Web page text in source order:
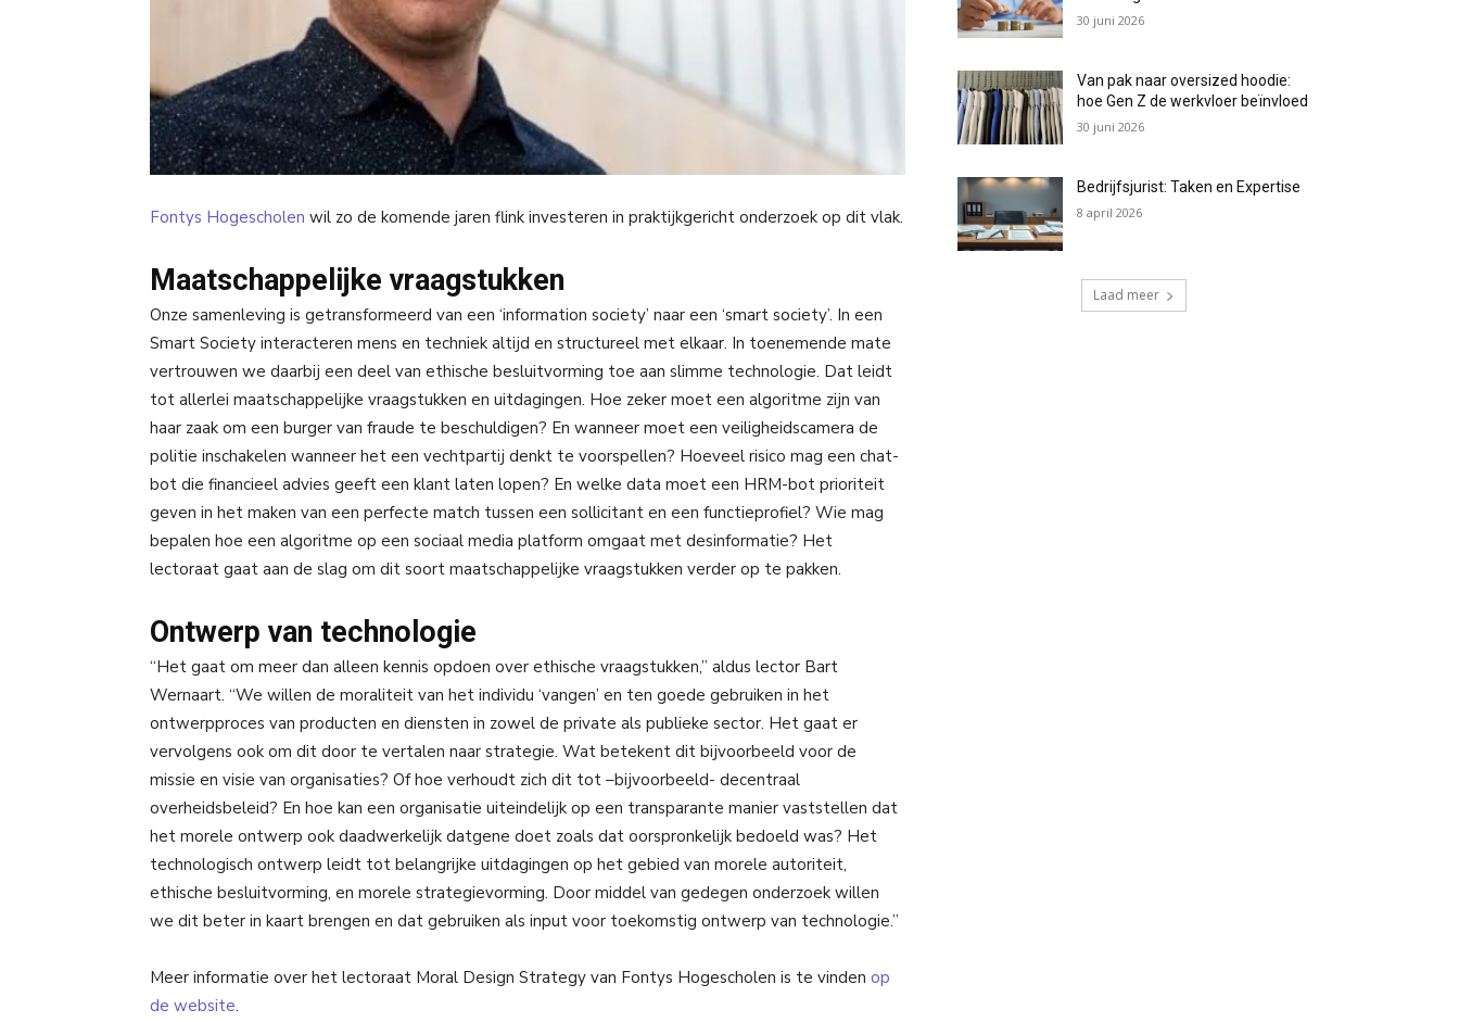
Fontys Hogescholen wil zo de komende jaren flink investeren in praktijkgericht onderzoek op dit vlak.
Maatschappelijke vraagstukken
Onze samenleving is getransformeerd van een ‘information society’ naar een ‘smart society’. In een
Smart Society interacteren mens en techniek altijd en structureel met elkaar. In toenemende mate
vertrouwen we daarbij een deel van ethische besluitvorming toe aan slimme technologie. Dat leidt
tot allerlei maatschappelijke vraagstukken en uitdagingen. Hoe zeker moet een algoritme zijn van
haar zaak om een burger van fraude te beschuldigen? En wanneer moet een veiligheidscamera de
politie inschakelen wanneer het een vechtpartij denkt te voorspellen? Hoeveel risico mag een chat-
bot die financieel advies geeft een klant laten lopen? En welke data moet een HRM-bot prioriteit
geven in het maken van een perfecte match tussen een sollicitant en een functieprofiel? Wie mag
bepalen hoe een algoritme op een sociaal media platform omgaat met desinformatie? Het
lectoraat gaat aan de slag om dit soort maatschappelijke vraagstukken verder op te pakken.
Ontwerp van technologie
“Het gaat om meer dan alleen kennis opdoen over ethische vraagstukken,” aldus lector Bart
Wernaart. “We willen de moraliteit van het individu ‘vangen’ en ten goede gebruiken in het
ontwerpproces van producten en diensten in zowel de private als publieke sector. Het gaat er
vervolgens ook om dit door te vertalen naar strategie. Wat betekent dit bijvoorbeeld voor de
missie en visie van organisaties? Of hoe verhoudt zich dit tot –bijvoorbeeld- decentraal
overheidsbeleid? En hoe kan een organisatie uiteindelijk op een transparante manier vaststellen dat
het morele ontwerp ook daadwerkelijk datgene doet zoals dat oorspronkelijk bedoeld was? Het
technologisch ontwerp leidt tot belangrijke uitdagingen op het gebied van morele autoriteit,
ethische besluitvorming, en morele strategievorming. Door middel van gedegen onderzoek willen
we dit beter in kaart brengen en dat gebruiken als input voor toekomstig ontwerp van technologie.”
Meer informatie over het lectoraat Moral Design Strategy van Fontys Hogescholen is te vinden op
de website.
30 juni 2026
Van pak naar oversized hoodie:
hoe Gen Z de werkvloer beïnvloed
30 juni 2026
Bedrijfsjurist: Taken en Expertise
8 april 2026
Laad meer